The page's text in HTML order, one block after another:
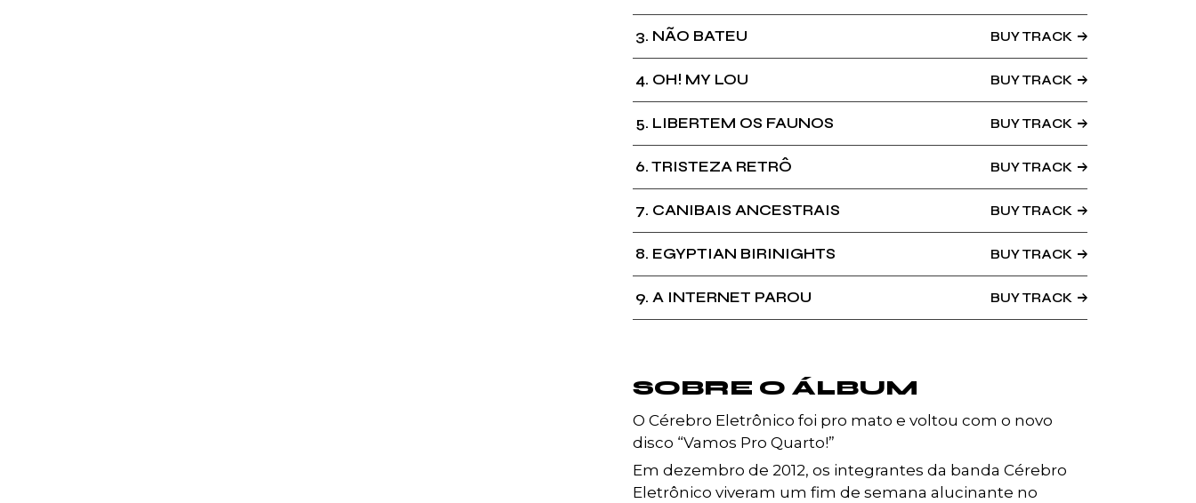
3 NÃO BATEU BUY TRACK
4 OH! MY LOU BUY TRACK
5 LIBERTEM OS FAUNOS BUY TRACK
6 TRISTEZA RETRÔ BUY TRACK
7 CANIBAIS ANCESTRAIS BUY TRACK
8 EGYPTIAN BIRINIGHTS BUY TRACK
9 A INTERNET PAROU BUY TRACK
SOBRE O ÁLBUM
O Cérebro Eletrônico foi pro mato e voltou com o novo
disco “Vamos Pro Quarto!”
Em dezembro de 2012, os integrantes da banda Cérebro
Eletrônico viveram um fim de semana alucinante no